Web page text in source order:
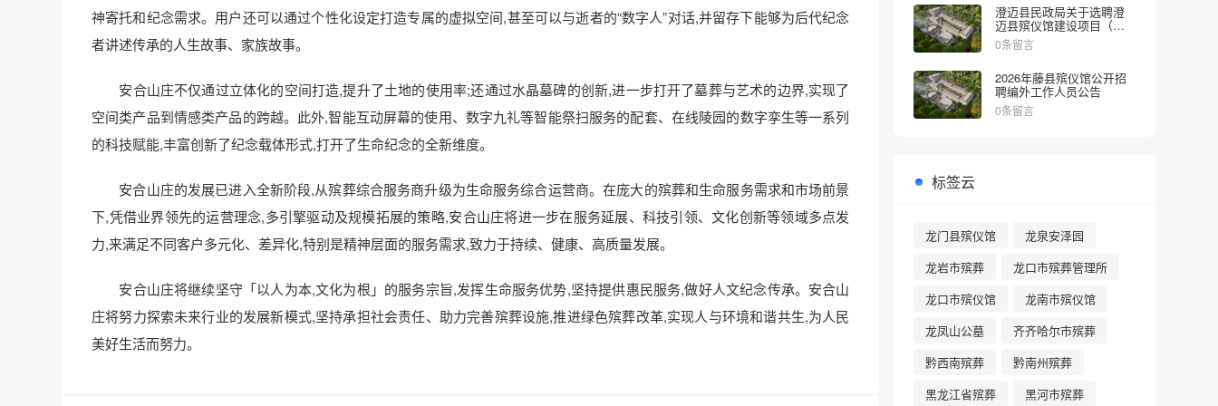
神寄托和纪念需求。用户还可以通过个性化设定打造专属的虚拟空间,甚至可以与逝者的“数字人”对话,并留存下能够为后代纪念
者讲述传承的人生故事、家族故事。
安合山庄不仅通过立体化的空间打造,提升了土地的使用率;还通过水晶墓碑的创新,进一步打开了墓葬与艺术的边界,实现了
空间类产品到情感类产品的跨越。此外,智能互动屏幕的使用、数字九礼等智能祭扫服务的配套、在线陵园的数字孪生等一系列
的科技赋能,丰富创新了纪念载体形式,打开了生命纪念的全新维度。
安合山庄的发展已进入全新阶段,从殡葬综合服务商升级为生命服务综合运营商。在庞大的殡葬和生命服务需求和市场前景
下,凭借业界领先的运营理念,多引擎驱动及规模拓展的策略,安合山庄将进一步在服务延展、科技引领、文化创新等领域多点发
力,来满足不同客户多元化、差异化,特别是精神层面的服务需求,致力于持续、健康、高质量发展。
安合山庄将继续坚守「以人为本,文化为根」的服务宗旨,发挥生命服务优势,坚持提供惠民服务,做好人文纪念传承。安合山
庄将努力探索未来行业的发展新模式,坚持承担社会责任、助力完善殡葬设施,推进绿色殡葬改革,实现人与环境和谐共生,为人民
美好生活而努力。
澄迈县民政局关于选聘澄
迈县殡仪馆建设项目（一
期）社会稳定风险评估机
构的公告
0条留言
2026年藤县殡仪馆公开招
聘编外工作人员公告
0条留言
标签云
龙门县殡仪馆
龙泉安泽园
龙岩市殡葬
龙口市殡葬管理所
龙口市殡仪馆
龙南市殡仪馆
龙凤山公墓
齐齐哈尔市殡葬
黔西南殡葬
黔南州殡葬
黑龙江省殡葬
黑河市殡葬